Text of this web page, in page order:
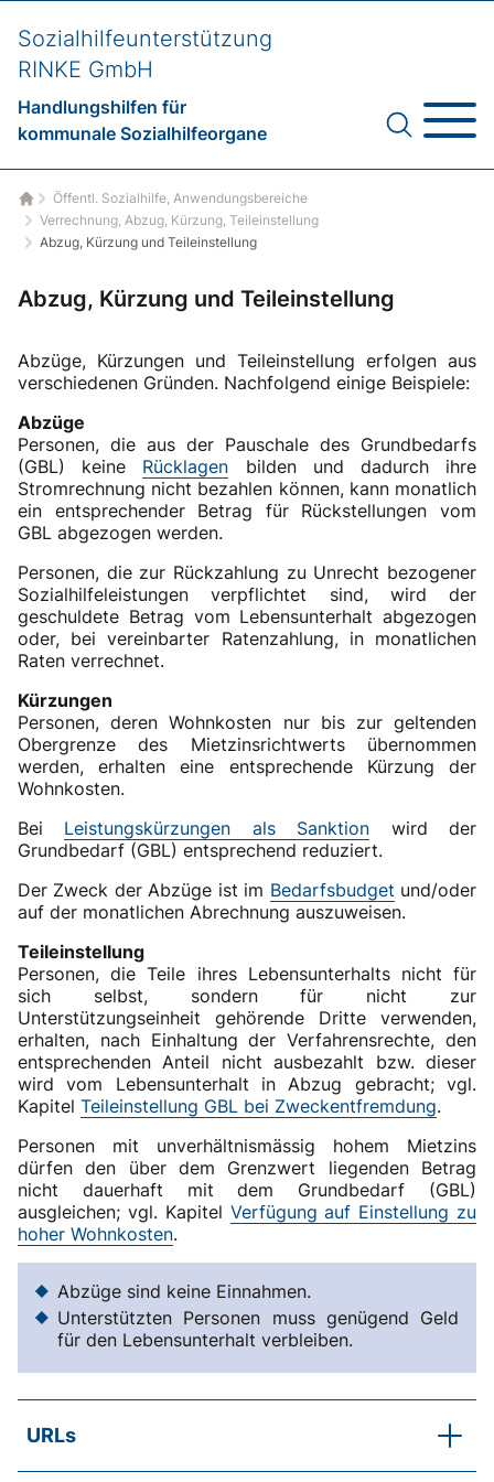
Sozialhilfeunterstützung
RINKE GmbH
Handlungshilfen für
kommunale Sozialhilfeorgane
Startseite
Öffentl. Sozialhilfe, Anwendungsbereiche
Verrechnung, Abzug, Kürzung, Teileinstellung
Abzug, Kürzung und Teileinstellung
Abzug, Kürzung und Teileinstellung
Abzüge, Kürzungen und Teileinstellung erfolgen aus
verschiedenen Gründen. Nachfolgend einige Beispiele:
Abzüge
Personen, die aus der Pauschale des Grundbedarfs
(GBL) keine Rücklagen bilden und dadurch ihre
Stromrechnung nicht bezahlen können, kann monatlich
ein entsprechender Betrag für Rückstellungen vom
GBL abgezogen werden.
Personen, die zur Rückzahlung zu Unrecht bezogener
Sozialhilfeleistungen verpflichtet sind, wird der
geschuldete Betrag vom Lebensunterhalt abgezogen
oder, bei vereinbarter Ratenzahlung, in monatlichen
Raten verrechnet.
Kürzungen
Personen, deren Wohnkosten nur bis zur geltenden
Obergrenze des Mietzinsrichtwerts übernommen
werden, erhalten eine entsprechende Kürzung der
Wohnkosten.
Bei Leistungskürzungen als Sanktion wird der
Grundbedarf (GBL) entsprechend reduziert.
Der Zweck der Abzüge ist im Bedarfsbudget und/oder
auf der monatlichen Abrechnung auszuweisen.
Teileinstellung
Personen, die Teile ihres Lebensunterhalts nicht für
sich selbst, sondern für nicht zur
Unterstützungseinheit gehörende Dritte verwenden,
erhalten, nach Einhaltung der Verfahrensrechte, den
entsprechenden Anteil nicht ausbezahlt bzw. dieser
wird vom Lebensunterhalt in Abzug gebracht; vgl.
Kapitel Teileinstellung GBL bei Zweckentfremdung.
Personen mit unverhältnismässig hohem Mietzins
dürfen den über dem Grenzwert liegenden Betrag
nicht dauerhaft mit dem Grundbedarf (GBL)
ausgleichen; vgl. Kapitel Verfügung auf Einstellung zu
hoher Wohnkosten.
Abzüge sind keine Einnahmen.
Unterstützten Personen muss genügend Geld
für den Lebensunterhalt verbleiben.
URLs
SKOS-Merkblatt